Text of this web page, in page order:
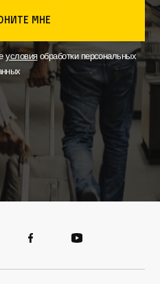
мне
условияобработки персональных